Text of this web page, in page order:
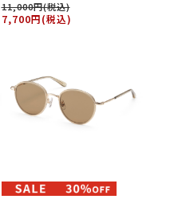
11,000円(税込)
7,700円(税込)